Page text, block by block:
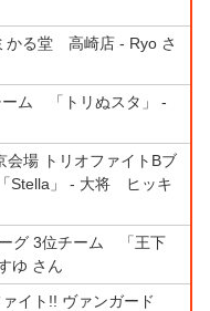
かる堂 高崎店 - Ryo さ
ーム 「トリぬスタ」 -
会場 トリオファイトBブ
Stella」 - 大将 ヒッキ
グ 3位チーム 「王下
ゆ さん
イト!! ヴァンガード